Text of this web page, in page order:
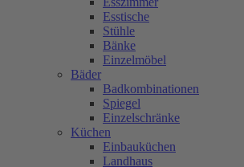
Esstische
Stühle
Bänke
Einzelmöbel
Bäder
Badkombinationen
Spiegel
Einzelschränke
Küchen
Einbauküchen
Landhaus